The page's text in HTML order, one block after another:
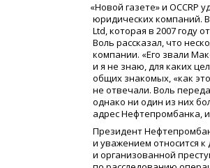
«Новой газете» и OCCRP
юридических компаний.
Ltd, которая в 2007 году
Воль рассказал, что
компании. «Его звали
и я не знаю, для каких
общих знакомых, «как
не отвечали. Воль
однако ни один из них
адрес Нефтепромбанка,
Президент
и уважением относится
и организованной